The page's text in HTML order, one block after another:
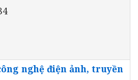
nghệ điện ảnh, truyền